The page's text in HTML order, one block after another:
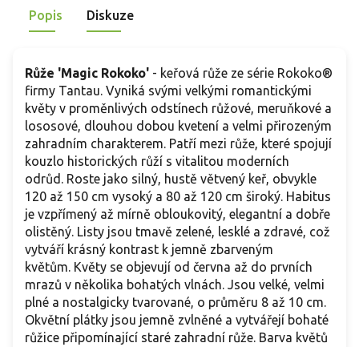
spojené s krásnou vůní a odolností, kterou tento kultivar
nabízí.
Popis Diskuze
Růže 'Magic Rokoko' - keřová růže ze série Rokoko®
firmy Tantau. Vyniká svými velkými romantickými
květy v proměnlivých odstínech růžové, meruňkové a
lososové, dlouhou dobou kvetení a velmi přirozeným
zahradním charakterem. Patří mezi růže, které spojují
kouzlo historických růží s vitalitou moderních
odrůd. Roste jako silný, hustě větvený keř, obvykle
120 až 150 cm vysoký a 80 až 120 cm široký. Habitus
je vzpřímený až mírně obloukovitý, elegantní a dobře
olistěný. Listy jsou tmavě zelené, lesklé a zdravé, což
vytváří krásný kontrast k jemně zbarveným
květům. Květy se objevují od června až do prvních
mrazů v několika bohatých vlnách. Jsou velké, velmi
plné a nostalgicky tvarované, o průměru 8 až 10 cm.
Okvětní plátky jsou jemně zvlněné a vytvářejí bohaté
růžice připomínající staré zahradní růže. Barva květů